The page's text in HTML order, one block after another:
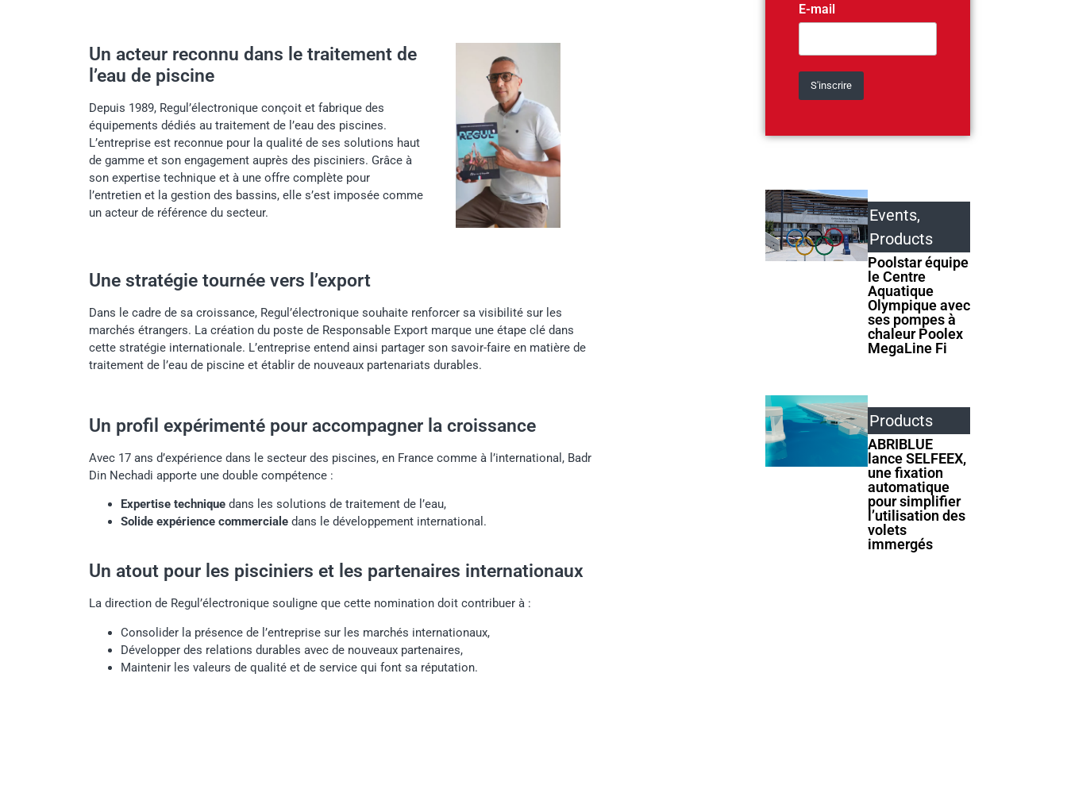
Un acteur reconnu dans le traitement de
l’eau de piscine
Depuis 1989, Regul’électronique conçoit et fabrique des
équipements dédiés au traitement de l’eau des piscines.
L’entreprise est reconnue pour la qualité de ses solutions haut
de gamme et son engagement auprès des pisciniers. Grâce à
son expertise technique et à une offre complète pour
l’entretien et la gestion des bassins, elle s’est imposée comme
un acteur de référence du secteur.
Une stratégie tournée vers l’export
Dans le cadre de sa croissance, Regul’électronique souhaite renforcer sa visibilité sur les
marchés étrangers. La création du poste de Responsable Export marque une étape clé dans
cette stratégie internationale. L’entreprise entend ainsi partager son savoir-faire en matière de
traitement de l’eau de piscine et établir de nouveaux partenariats durables.
Un profil expérimenté pour accompagner la croissance
Avec 17 ans d’expérience dans le secteur des piscines, en France comme à l’international, Badr
Din Nechadi apporte une double compétence :
Expertise technique dans les solutions de traitement de l’eau,
Solide expérience commerciale dans le développement international.
Un atout pour les pisciniers et les partenaires internationaux
La direction de Regul’électronique souligne que cette nomination doit contribuer à :
Consolider la présence de l’entreprise sur les marchés internationaux,
Développer des relations durables avec de nouveaux partenaires,
Maintenir les valeurs de qualité et de service qui font sa réputation.
E-mail
Events,
Products
Poolstar équipe
le Centre
Aquatique
Olympique avec
ses pompes à
chaleur Poolex
MegaLine Fi
Products
ABRIBLUE
lance SELFEEX,
une fixation
automatique
pour simplifier
l’utilisation des
volets
immergés